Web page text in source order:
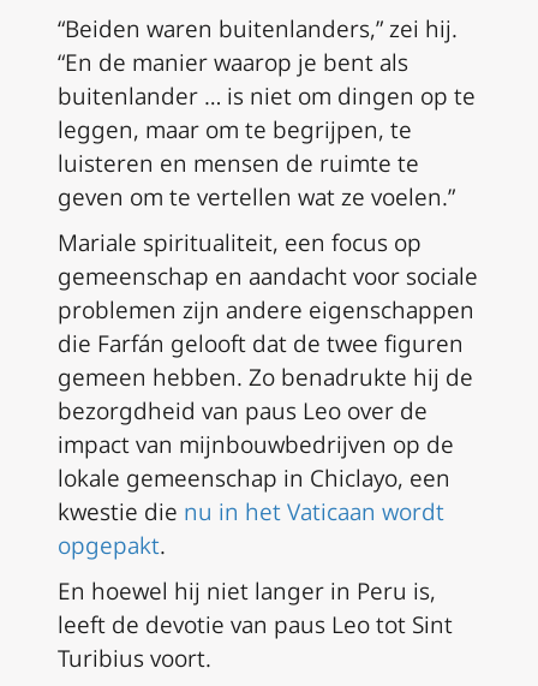
“Beiden waren buitenlanders,” zei hij.
“En de manier waarop je bent als
buitenlander … is niet om dingen op te
leggen, maar om te begrijpen, te
luisteren en mensen de ruimte te
geven om te vertellen wat ze voelen.”
Mariale spiritualiteit, een focus op
gemeenschap en aandacht voor sociale
problemen zijn andere eigenschappen
die Farfán gelooft dat de twee figuren
gemeen hebben. Zo benadrukte hij de
bezorgdheid van paus Leo over de
impact van mijnbouwbedrijven op de
lokale gemeenschap in Chiclayo, een
kwestie die nu in het Vaticaan wordt
opgepakt.
En hoewel hij niet langer in Peru is,
leeft de devotie van paus Leo tot Sint
Turibius voort.